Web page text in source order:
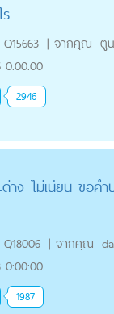
Q15663 | จากคุณ ตู
0:00:00
2946
ด่าง ไม่เนียน ขอค
Q18006 | จากคุณ
0:00:00
1987